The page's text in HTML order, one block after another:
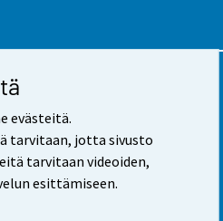
evästeitä.
tarvitaan, jotta sivusto
tarvitaan videoiden,
esittämiseen.